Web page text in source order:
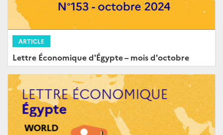
ARTICLE
Lettre Économique d'Égypte – mois d'octobre